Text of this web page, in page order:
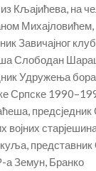
из Кљајићева, на
Михајловићем,
Завичајног
Слободан
Удружења
Српске
предсједник
војних
Земун, Бранко